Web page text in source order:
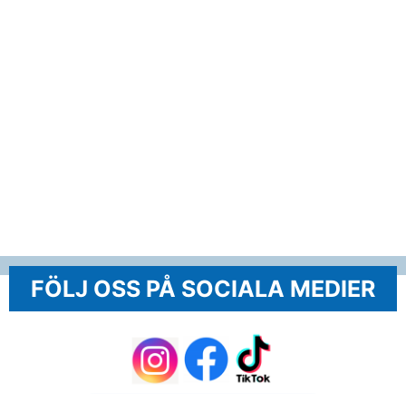
FÖLJ OSS PÅ SOCIALA MEDIER